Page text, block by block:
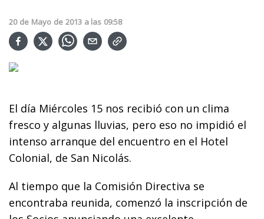
20 de Mayo de 2013 a las 09:58
El día Miércoles 15 nos recibió con un clima
fresco y algunas lluvias, pero eso no impidió el
intenso arranque del encuentro en el Hotel
Colonial, de San Nicolás.
Al tiempo que la Comisión Directiva se
encontraba reunida, comenzó la inscripción de